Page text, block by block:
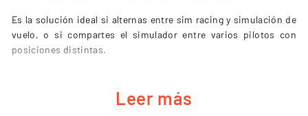
Es la solución ideal si alternas entre sim racing y simulación de
vuelo, o si compartes el simulador entre varios pilotos con
posiciones distintas.
CARACTERÍSTICAS PRINCIPALES DEL
Leer más